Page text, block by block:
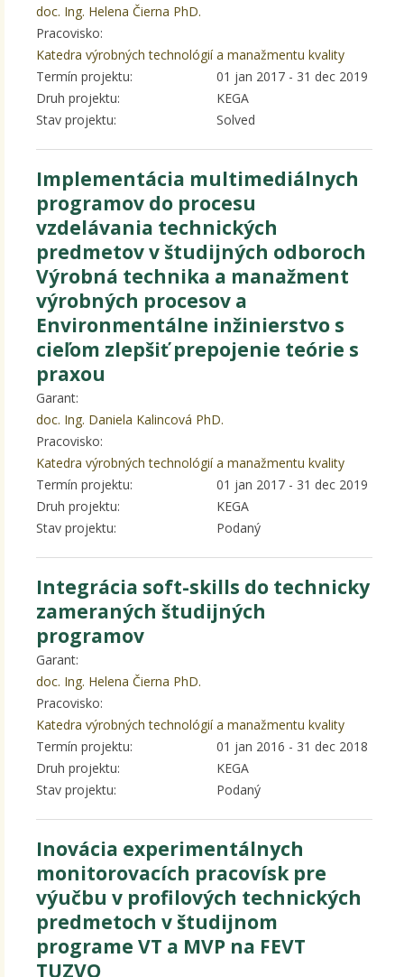
doc. Ing. Helena Čierna PhD.
Pracovisko:
Katedra výrobných technológií a manažmentu kvality
Termín projektu:
01 jan 2017 - 31 dec 2019
Druh projektu:
KEGA
Stav projektu:
Solved
Implementácia multimediálnych
programov do procesu
vzdelávania technických
predmetov v študijných odboroch
Výrobná technika a manažment
výrobných procesov a
Environmentálne inžinierstvo s
cieľom zlepšiť prepojenie teórie s
praxou
Garant:
doc. Ing. Daniela Kalincová PhD.
Pracovisko:
Katedra výrobných technológií a manažmentu kvality
Termín projektu:
01 jan 2017 - 31 dec 2019
Druh projektu:
KEGA
Stav projektu:
Podaný
Integrácia soft-skills do technicky
zameraných študijných
programov
Garant:
doc. Ing. Helena Čierna PhD.
Pracovisko:
Katedra výrobných technológií a manažmentu kvality
Termín projektu:
01 jan 2016 - 31 dec 2018
Druh projektu:
KEGA
Stav projektu:
Podaný
Inovácia experimentálnych
monitorovacích pracovísk pre
výučbu v profilových technických
predmetoch v študijnom
programe VT a MVP na FEVT
TUZVO